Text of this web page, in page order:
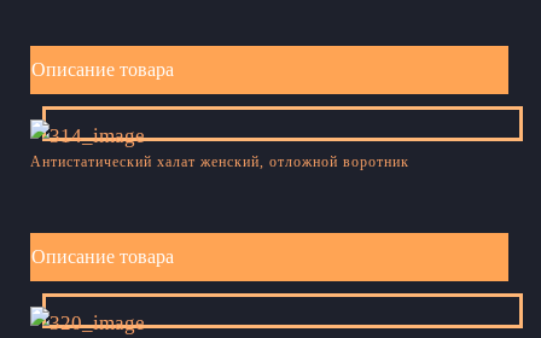
Описание товара
Антистатический халат женский, отложной воротник
Описание товара